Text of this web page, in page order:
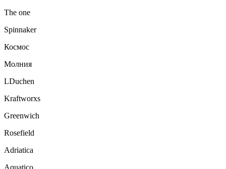
The one
Spinnaker
Космос
Молния
LDuchen
Kraftworxs
Greenwich
Rosefield
Adriatica
Aquatico